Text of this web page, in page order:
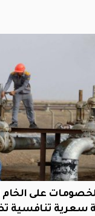
على الخام
تنافسية